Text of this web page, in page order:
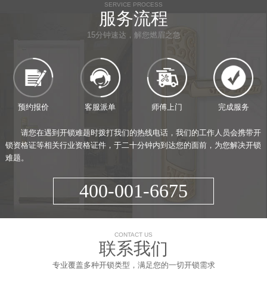
SERVICE PROCESS
服务流程
15分钟速达，解您燃眉之急
预约报价 客服派单 师傅上门 完成服务
请您在遇到开锁难题时拨打我们的热线电话，我们的工作人员会携带开
锁资格证等相关行业资格证件，于二十分钟内到达您的面前，为您解决开锁
难题。
400-001-6675
CONTACT US
联系我们
专业覆盖多种开锁类型，满足您的一切开锁需求